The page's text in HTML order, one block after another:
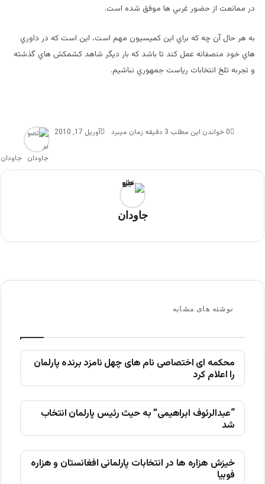
در ممانعت از حضور غربي ها موفق شده است.
به هر حال آن چه كه براي اين كميسيون مهم است، اين است كه در داوري
هاي خود منصفانه عمل كند تا باشد كه بار ديگر شاهد كشمكش هاي گذشته
و تجربه تلخ انتخابات رياست جمهوري نباشيم.
جاودان
آوریل 17, 2010 0 خواندن این مطلب 3 دقیقه زمان میبرد
جاودان
نوشته های مشابه
محکمه ای اختصاصی نام های چهل نامزد برنده پارلمان
را اعلام کرد
“عبدالرئوف ابراهیمی” به حیث رئیس پارلمان انتخاب
شد
خیزش ھزاره ھا در انتخابات پارلمانی افغانستان و ھزاره
فوبیا